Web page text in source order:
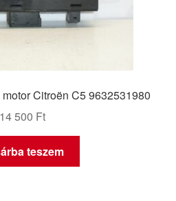
Citroën C5 9632531980
14 500 Ft
teszem